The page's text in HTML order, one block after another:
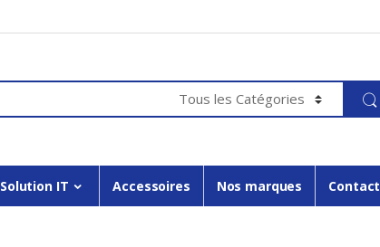
Solution IT Accessoires Nos marques Contact